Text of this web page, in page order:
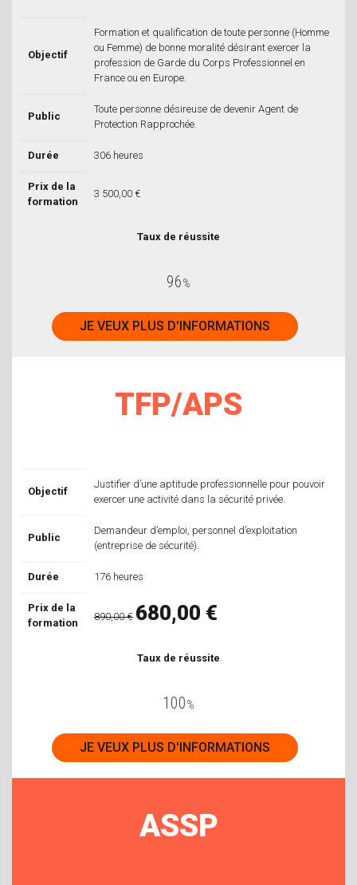
Objectif
Formation et qualification de toute personne (Homme
ou Femme) de bonne moralité désirant exercer la
profession de Garde du Corps Professionnel en
France ou en Europe.
Public
Toute personne désireuse de devenir Agent de
Protection Rapprochée.
Durée 306 heures
Prix de la
formation
3 500,00 €
Taux de réussite
96%
JE VEUX PLUS D'INFORMATIONS
TFP/APS
Objectif
Justifier d’une aptitude professionnelle pour pouvoir
exercer une activité dans la sécurité privée.
Public
Demandeur d’emploi, personnel d’exploitation
(entreprise de sécurité).
Durée 176 heures
Prix de la
formation
890,00 € 680,00 €
Taux de réussite
100%
JE VEUX PLUS D'INFORMATIONS
ASSP